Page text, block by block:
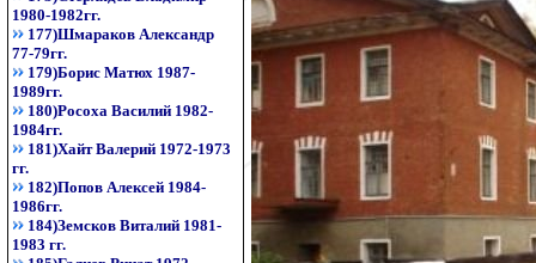
1980-1982гг.
177)Шмараков Александр
77-79гг.
179)Борис Матюх 1987-
1989гг.
180)Росоха Василий 1982-
1984гг.
181)Хайт Валерий 1972-1973
гг.
182)Попов Алексей 1984-
1986гг.
184)Земсков Виталий 1981-
1983 гг.